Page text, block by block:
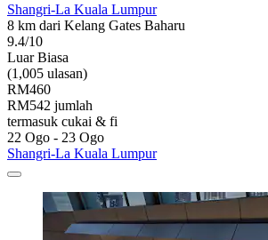
Shangri-La Kuala Lumpur
8 km dari Kelang Gates Baharu
9.4/10
Luar Biasa
(1,005 ulasan)
RM460
RM542 jumlah
termasuk cukai & fi
22 Ogo - 23 Ogo
Shangri-La Kuala Lumpur